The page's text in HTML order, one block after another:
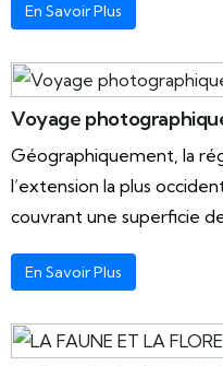
En Savoir Plus
Voyage
Géographiquement, la
l’extension la plus
couvrant une superficie
En Savoir Plus